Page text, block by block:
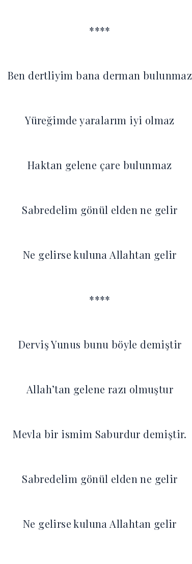
****
Ben dertliyim bana derman bulunmaz
Yüreğimde yaralarım iyi olmaz
Haktan gelene çare bulunmaz
Sabredelim gönül elden ne gelir
Ne gelirse kuluna Allahtan gelir
****
Derviş Yunus bunu böyle demiştir
Allah’tan gelene razı olmuştur
Mevla bir ismim Saburdur demiştir.
Sabredelim gönül elden ne gelir
Ne gelirse kuluna Allahtan gelir